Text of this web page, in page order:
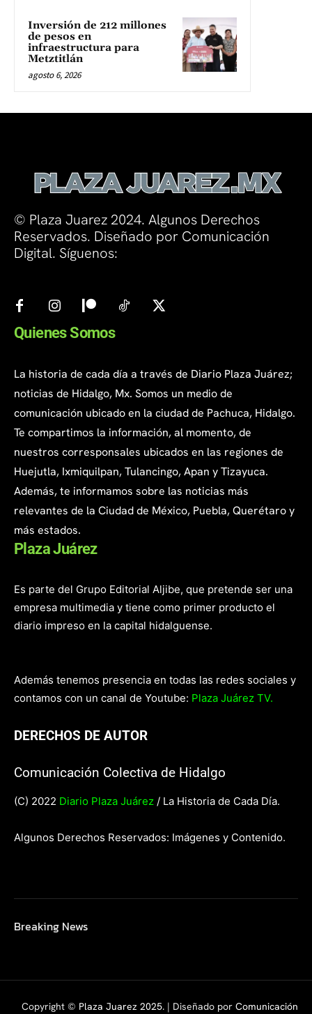
Inversión de 212 millones
de pesos en
infraestructura para
Metztitlán
agosto 6, 2026
© Plaza Juarez 2024. Algunos Derechos
Reservados. Diseñado por Comunicación
Digital. Síguenos:
Quienes Somos
La historia de cada día a través de Diario Plaza Juárez;
noticias de Hidalgo, Mx. Somos un medio de
comunicación ubicado en la ciudad de Pachuca, Hidalgo.
Te compartimos la información, al momento, de
nuestros corresponsales ubicados en las regiones de
Huejutla, Ixmiquilpan, Tulancingo, Apan y Tizayuca.
Además, te informamos sobre las noticias más
relevantes de la Ciudad de México, Puebla, Querétaro y
más estados.
Plaza Juárez
Es parte del Grupo Editorial Aljibe, que pretende ser una
empresa multimedia y tiene como primer producto el
diario impreso en la capital hidalguense.
Además tenemos presencia en todas las redes sociales y
contamos con un canal de Youtube: Plaza Juárez TV.
DERECHOS DE AUTOR
Comunicación Colectiva de Hidalgo
(C) 2022 Diario Plaza Juárez / La Historia de Cada Día.
Algunos Derechos Reservados: Imágenes y Contenido.
Breaking News
Copyright © Plaza Juarez 2025. | Diseñado por Comunicación